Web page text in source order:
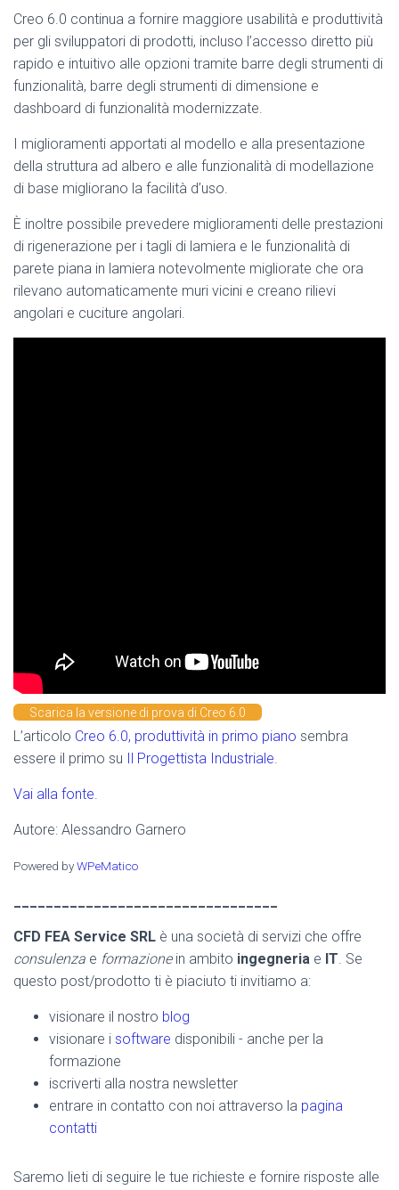
Creo 6.0 continua a fornire maggiore usabilità e produttività
per gli sviluppatori di prodotti, incluso l’accesso diretto più
rapido e intuitivo alle opzioni tramite barre degli strumenti di
funzionalità, barre degli strumenti di dimensione e
dashboard di funzionalità modernizzate.
I miglioramenti apportati al modello e alla presentazione
della struttura ad albero e alle funzionalità di modellazione
di base migliorano la facilità d’uso.
È inoltre possibile prevedere miglioramenti delle prestazioni
di rigenerazione per i tagli di lamiera e le funzionalità di
parete piana in lamiera notevolmente migliorate che ora
rilevano automaticamente muri vicini e creano rilievi
angolari e cuciture angolari.
Scarica la versione di prova di Creo 6.0
L’articolo Creo 6.0, produttività in primo piano sembra
essere il primo su Il Progettista Industriale.
Vai alla fonte.
Autore: Alessandro Garnero
Powered byWPeMatico
CFD FEA Service SRL è una società di servizi che offre
consulenza e formazionein ambito ingegneria e IT. Se
questo post/prodotto ti è piaciuto ti invitiamo a:
visionare il nostro blog
visionare i software disponibili - anche per la
formazione
iscriverti alla nostra newsletter
entrare in contatto con noi attraverso la pagina
contatti
Saremo lieti di seguire le tue richieste e fornire risposte alle